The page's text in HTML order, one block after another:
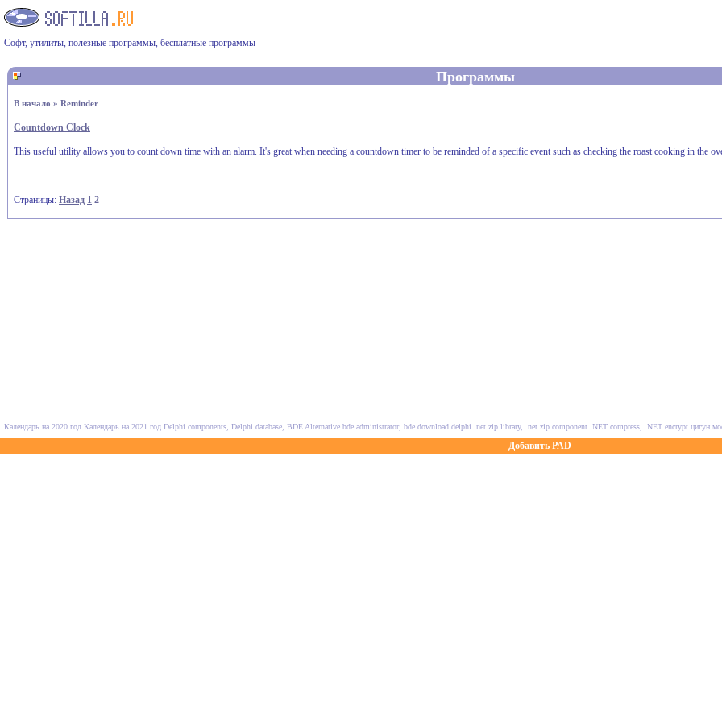
Софт, утилиты, полезные программы, бесплатные программы
Программы
В начало » Reminder
Countdown Clock
This useful utility allows you to count down time with an alarm. It's great when needing a countdown timer to be reminded of a specific event such as checking the roast cooking in the
Страницы: Назад 1 2
Календарь на 2020 год Календарь на 2021 год Delphi components, Delphi database, BDE Alternative bde administrator, bde download delphi .net zip library, .net zip component .NET compress, .NET encrypt цигун
Добавить PAD